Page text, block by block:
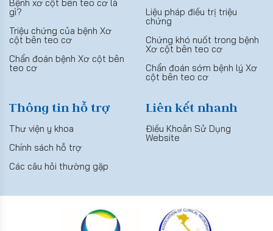
Bệnh xơ cột bên teo cơ là
gì?
Triệu chứng của bệnh Xơ
cột bên teo cơ
Chẩn đoán bệnh Xơ cột bên
teo cơ
Liệu pháp điều trị triệu
chứng
Chứng khó nuốt trong bệnh
Xơ cột bên teo cơ
Chẩn đoán sớm bệnh lý Xơ
cột bên teo cơ
Thông tin hỗ trợ
Thư viện y khoa
Chính sách hỗ trợ
Các câu hỏi thường gặp
Liên kết nhanh
Điều Khoản Sử Dụng
Website